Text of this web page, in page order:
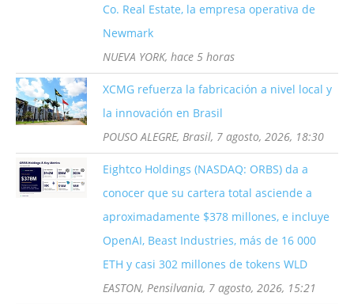
Co. Real Estate, la empresa operativa de
Newmark
NUEVA YORK, hace 5 horas
XCMG refuerza la fabricación a nivel local y
la innovación en Brasil
POUSO ALEGRE, Brasil, 7 agosto, 2026, 18:30
Eightco Holdings (NASDAQ: ORBS) da a
conocer que su cartera total asciende a
aproximadamente $378 millones, e incluye
OpenAI, Beast Industries, más de 16 000
ETH y casi 302 millones de tokens WLD
EASTON, Pensilvania, 7 agosto, 2026, 15:21